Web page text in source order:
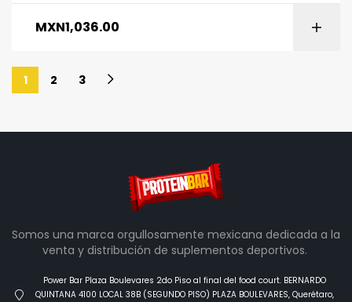
MXN1,036.00
1 2 3
Somos una marca orgullosamente mexicana dedicada a la
venta y distribución de suplementos deportivos.
Power Bar Plaza Boulevares 2do Piso al final del food court. BERNARDO
QUINTANA 4100 LOCAL 38B (SEGUNDO PISO) PLAZA BOULEVARES, Querétaro,